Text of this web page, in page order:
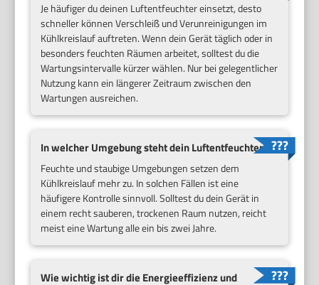
Je häufiger du deinen Luftentfeuchter einsetzt, desto
schneller können Verschleiß und Verunreinigungen im
Kühlkreislauf auftreten. Wenn dein Gerät täglich oder in
besonders feuchten Räumen arbeitet, solltest du die
Wartungsintervalle kürzer wählen. Nur bei gelegentlicher
Nutzung kann ein längerer Zeitraum zwischen den
Wartungen ausreichen.
In welcher Umgebung steht dein Luftentfeuchter?
Feuchte und staubige Umgebungen setzen dem
Kühlkreislauf mehr zu. In solchen Fällen ist eine
häufigere Kontrolle sinnvoll. Solltest du dein Gerät in
einem recht sauberen, trockenen Raum nutzen, reicht
meist eine Wartung alle ein bis zwei Jahre.
Wie wichtig ist dir die Energieeffizienz und